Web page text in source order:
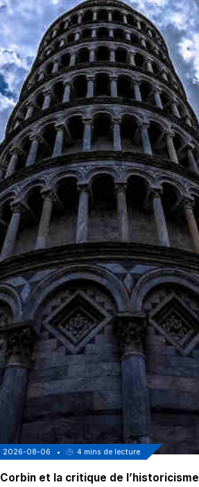
2026-08-06 • 4 mins de lecture
Corbin et la critique de l’historicisme